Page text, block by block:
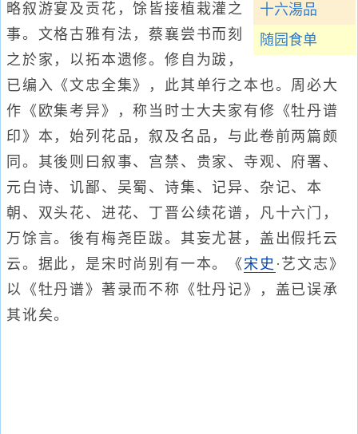
十六湯品
随园食单
略叙游宴及贡花，馀皆接植栽灌之
事。文格古雅有法，蔡襄尝书而刻
之於家，以拓本遗修。修自为跋，
已编入《文忠全集》，此其单行之本也。周必大
作《欧集考异》，称当时士大夫家有修《牡丹谱
印》本，始列花品，叙及名品，与此卷前两篇颇
同。其後则曰叙事、宫禁、贵家、寺观、府署、
元白诗、讥鄙、吴蜀、诗集、记异、杂记、本
朝、双头花、进花、丁晋公续花谱，凡十六门，
万馀言。後有梅尧臣跋。其妄尤甚，盖出假托云
云。据此，是宋时尚别有一本。《宋史 ·艺文志》
以《牡丹谱》著录而不称《牡丹记》，盖已误承
其讹矣。